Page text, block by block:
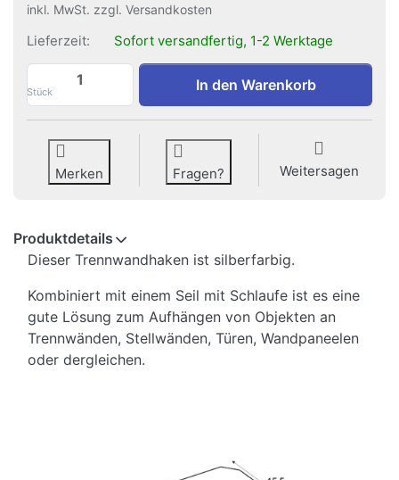
inkl. MwSt. zzgl. Versandkosten
Lieferzeit: Sofort versandfertig, 1-2 Werktage
Stück
Trennwandhaken alu interselect zu 2,62
In den Warenkorb
Merken Fragen? Weitersagen
Produktdetails
Dieser Trennwandhaken ist silberfarbig.
Kombiniert mit einem Seil mit Schlaufe ist es eine
gute Lösung zum Aufhängen von Objekten an
Trennwänden, Stellwänden, Türen, Wandpaneelen
oder dergleichen.